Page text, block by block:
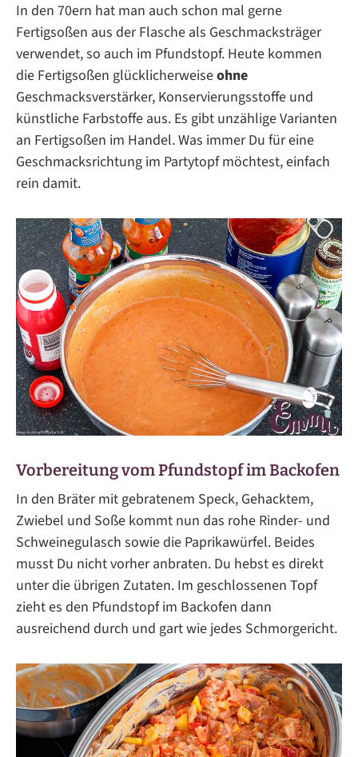
In den 70ern hat man auch schon mal gerne
Fertigsoßen aus der Flasche als Geschmacksträger
verwendet, so auch im Pfundstopf. Heute kommen
die Fertigsoßen glücklicherweiseohne
Geschmacksverstärker, Konservierungsstoffe und
künstliche Farbstoffe aus. Es gibt unzählige Varianten
an Fertigsoßen im Handel. Was immer Du für eine
Geschmacksrichtung im Partytopf möchtest, einfach
rein damit.
Vorbereitung vom Pfundstopf im Backofen
In den Bräter mit gebratenem Speck, Gehacktem,
Zwiebel und Soße kommt nun das rohe Rinder- und
Schweinegulasch sowie die Paprikawürfel. Beides
musst Du nicht vorher anbraten. Du hebst es direkt
unter die übrigen Zutaten. Im geschlossenen Topf
zieht es den Pfundstopf im Backofen dann
ausreichend durch und gart wie jedes Schmorgericht.